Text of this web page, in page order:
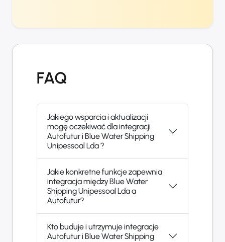
FAQ
Jakiego wsparcia i aktualizacji
mogę oczekiwać dla integracji
Autofutur i Blue Water Shipping
Unipessoal Lda ?
Jakie konkretne funkcje zapewnia
integracja między Blue Water
Shipping Unipessoal Lda a
Autofutur?
Kto buduje i utrzymuje integracje
Autofutur i Blue Water Shipping